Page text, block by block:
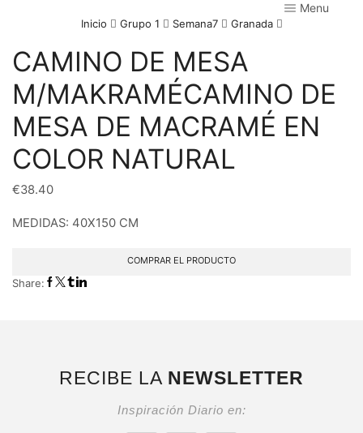
Menu
Inicio Grupo 1 Semana7 Granada
CAMINO DE MESA
M/MAKRAMÉCAMINO DE
MESA DE MACRAMÉ EN
COLOR NATURAL
€38.40
MEDIDAS: 40X150 CM
COMPRAR EL PRODUCTO
Share:
RECIBE LA NEWSLETTER
Inspiración Diario en: